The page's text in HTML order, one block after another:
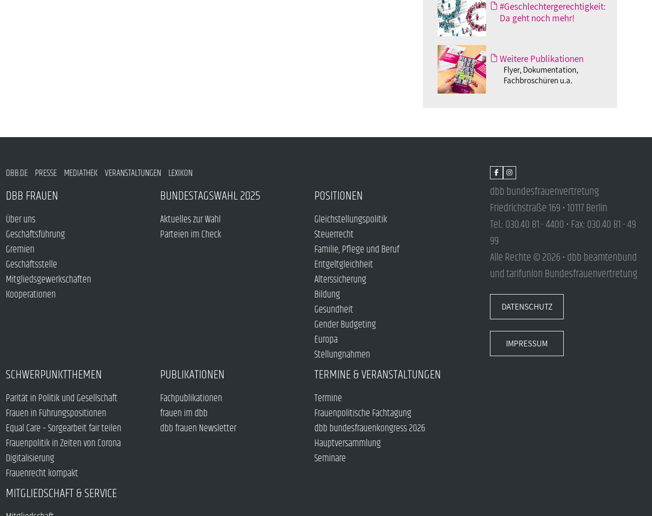
#Geschlechtergerechtigkeit:
Da geht noch mehr!
Weitere Publikationen
Flyer, Dokumentation,
Fachbroschüren u.a.
DBB.DE PRESSE MEDIATHEK VERANSTALTUNGEN LEXIKON
DBB FRAUEN
Über uns
Geschäftsführung
Gremien
Geschäftsstelle
Mitgliedsgewerkschaften
Kooperationen
BUNDESTAGSWAHL 2025
Aktuelles zur Wahl
Parteien im Check
POSITIONEN
Gleichstellungspolitik
Steuerrecht
Familie, Pflege und Beruf
Entgeltgleichheit
Alterssicherung
Bildung
Gesundheit
Gender Budgeting
Europa
Stellungnahmen
SCHWERPUNKTTHEMEN
Parität in Politik und Gesellschaft
Frauen in Führungspositionen
Equal Care – Sorgearbeit fair teilen
Frauenpolitik in Zeiten von Corona
Digitalisierung
Frauenrecht kompakt
PUBLIKATIONEN
Fachpublikationen
frauen im dbb
dbb frauen Newsletter
TERMINE & VERANSTALTUNGEN
Termine
Frauenpolitische Fachtagung
dbb bundesfrauenkongress 2026
Hauptversammlung
Seminare
MITGLIEDSCHAFT & SERVICE
dbb bundesfrauenvertretung
Friedrichstraße 169 • 10117 Berlin
Tel.: 030.40 81 - 4400 • Fax: 030.40 81 - 49
99
Alle Rechte © 2026 • dbb beamtenbund
und tarifunion Bundesfrauenvertretung
DATENSCHUTZ
IMPRESSUM